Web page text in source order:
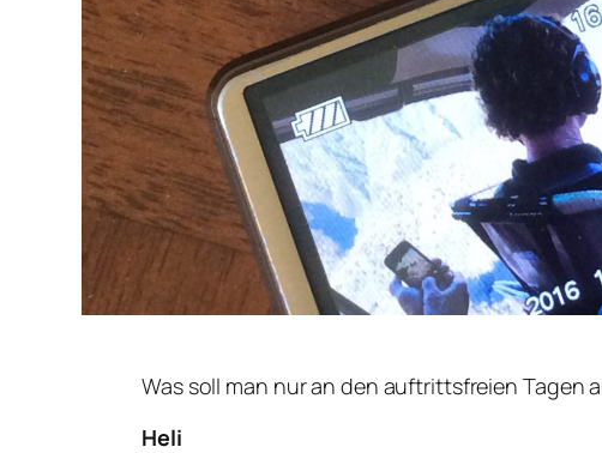
Was soll man nur an den auftrittsfreien Tagen
Heli